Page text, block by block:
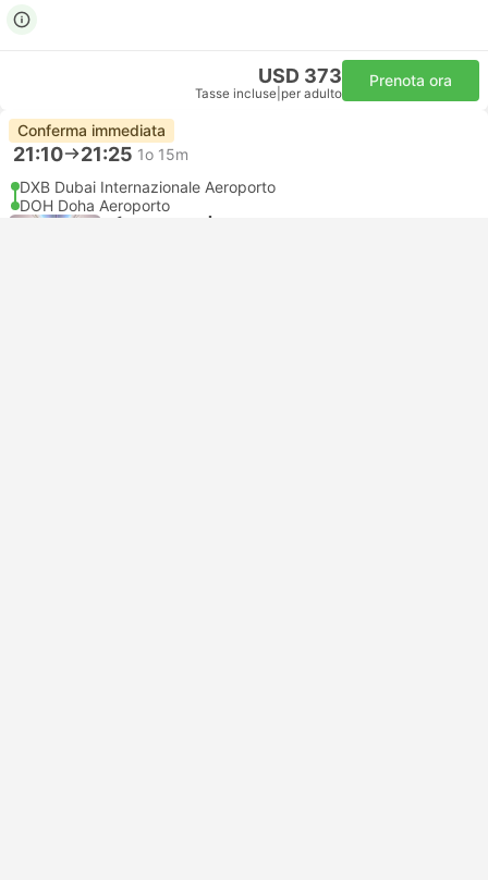
USD 373
Tasse incluse per adulto
Prenota ora
Conferma immediata
21:10 21:25 1o 15m
DXB Dubai Internazionale Aeroporto
DOH Doha Aeroporto
Economy | Volo #FZ19